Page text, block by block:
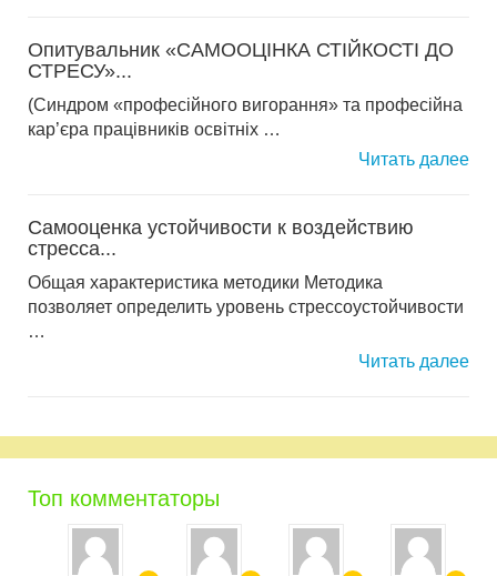
Опитувальник «САМООЦІНКА СТІЙКОСТІ ДО
СТРЕСУ»...
(Синдром «професійного вигорання» та професійна
кар’єра працівників освітніх …
Читать далее
Самооценка устойчивости к воздействию
стресса...
Общая характеристика методики Методика
позволяет определить уровень стрессоустойчивости
…
Читать далее
Топ комментаторы